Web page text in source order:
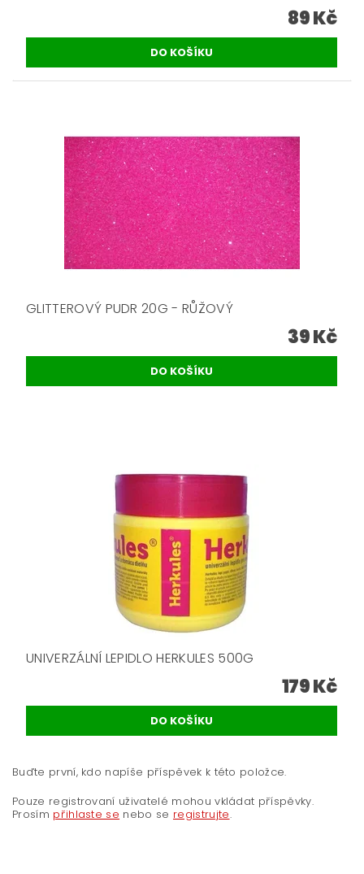
89 Kč
GLITTEROVÝ PUDR 20G - RŮŽOVÝ
39 Kč
UNIVERZÁLNÍ LEPIDLO HERKULES 500G
179 Kč
Buďte první, kdo napíše příspěvek k této položce.
Pouze registrovaní uživatelé mohou vkládat příspěvky.
Prosím přihlaste se nebo se registrujte.